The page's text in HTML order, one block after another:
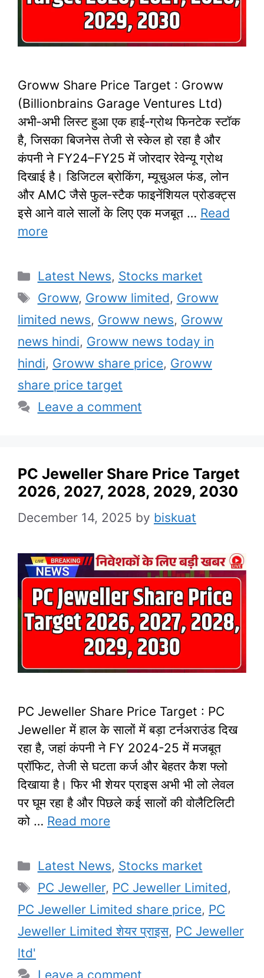
Groww Share Price Target : Groww
(Billionbrains Garage Ventures Ltd)
अभी‑अभी लिस्ट हुआ एक हाई‑ग्रोथ फिनटेक स्टॉक
है, जिसका बिजनेस तेजी से स्केल हो रहा है और
कंपनी ने FY24–FY25 में जोरदार रेवेन्यू ग्रोथ
दिखाई है। डिजिटल ब्रोकिंग, म्यूचुअल फंड, लोन
और AMC जैसे फुल‑स्टैक फाइनेंशियल प्रोडक्ट्स
इसे आने वाले सालों के लिए एक मजबूत … Read
more
Categories
Latest News, Stocks market
Tags
Groww, Groww limited, Groww
limited news, Groww news, Groww
news hindi, Groww news today in
hindi, Groww share price, Groww
share price target
Leave a comment
PC Jeweller Share Price Target
2026, 2027, 2028, 2029, 2030
December 14, 2025 by biskuat
PC Jeweller Share Price Target : PC
Jeweller में हाल के सालों में बड़ा टर्नअराउंड दिख
रहा है, जहां कंपनी ने FY 2024-25 में मजबूत
प्रॉफिट, तेजी से घटता कर्ज और बेहतर कैश फ्लो
दिखाया है। फिर भी शेयर प्राइस अभी भी लो लेवल
पर घूम रहा है और पिछले कई सालों की वोलैटिलिटी
को … Read more
Categories
Latest News, Stocks market
Tags
PC Jeweller, PC Jeweller Limited,
PC Jeweller Limited share price, PC
Jeweller Limited शेयर प्राइस, PC Jeweller
ltd'
Leave a comment